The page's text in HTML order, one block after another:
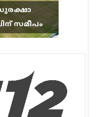
സമീപം